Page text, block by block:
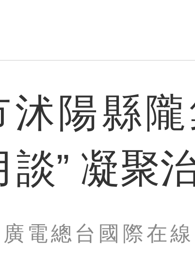
沭陽縣
談” 凝聚
電總台國際在線